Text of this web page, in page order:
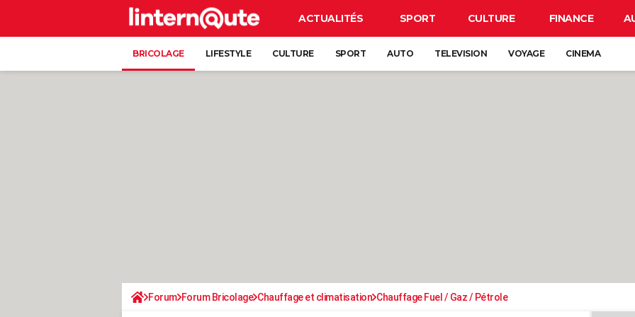
ACTUALITÉS SPORT CULTURE FINANCE
BRICOLAGE LIFESTYLE CULTURE SPORT AUTO TELEVISION VOYAGE CINEMA
Forum Forum Bricolage Chauffage et climatisation Chauffage Fuel / Gaz / Pétrole